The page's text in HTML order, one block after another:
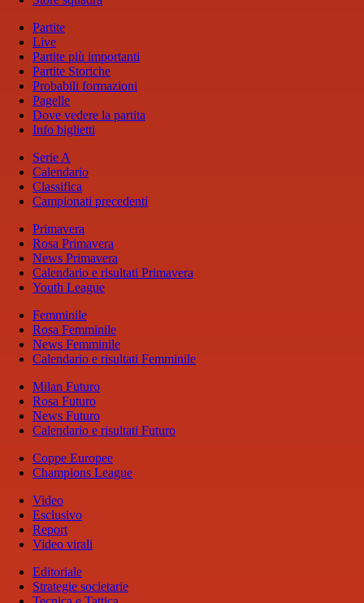
Partite
Live
Partite più importanti
Partite Storiche
Probabili formazioni
Pagelle
Dove vedere la partita
Info biglietti
Serie A
Calendario
Classifica
Campionati precedenti
Primavera
Rosa Primavera
News Primavera
Calendario e risultati Primavera
Youth League
Femminile
Rosa Femminile
News Femminile
Calendario e risultati Femminile
Milan Futuro
Rosa Futuro
News Futuro
Calendario e risultati Futuro
Coppe Europee
Champions League
Video
Esclusivo
Report
Video virali
Editoriale
Strategie societarie